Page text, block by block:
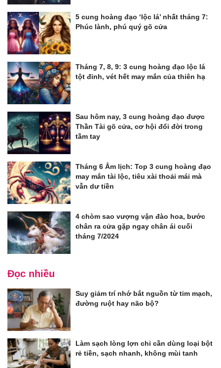
5 cung hoàng đạo ‘lộc lá’ nhất tháng 7:
Phúc lành, phú quý gõ cửa
Tháng 7, 8, 9: 3 cung hoàng đạo lộc lá
tột đỉnh, vét hết may mắn của thiên hạ
Sau hôm nay, 3 cung hoàng đạo được
Thần Tài gõ cửa, cơ hội đổi đời trong
tầm tay
Tháng 6 Âm lịch: Top 3 cung hoàng đạo
may mắn tài lộc, tiêu xài thoải mái mà
vẫn dư tiền
4 chòm sao vượng vận đào hoa, bước
chân ra cửa gặp ngay chân ái cuối
tháng 7/2024
Đọc nhiều
Suy giảm trí nhớ bắt nguồn từ tim mạch,
đường ruột hay não bộ?
Làm sạch lòng lợn chỉ cần dùng loại bột
rẻ tiền, sạch nhanh, không mùi tanh